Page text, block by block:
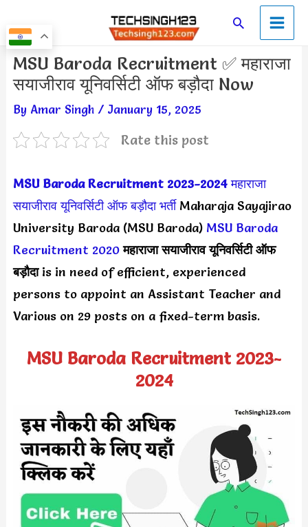
to
content
SearchMain
Menu
MSU Baroda Recruitment ✅ महाराजा
सयाजीराव यूनिवर्सिटी ऑफ बड़ौदा Now
By Amar Singh / January 15, 2025
Rate this post
MSU Baroda Recruitment 2023-2024 महाराजा
सयाजीराव यूनिवर्सिटी ऑफ बड़ौदा भर्तीMaharaja Sayajirao
University Baroda (MSU Baroda) MSU Baroda
Recruitment 2020 महाराजा सयाजीराव यूनिवर्सिटी ऑफ
बड़ौदाis in need of efficient, experienced
persons to appoint an Assistant Teacher and
Various on 29 posts on a fixed-term basis.
MSU Baroda Recruitment 2023-
2024
Post
navigation